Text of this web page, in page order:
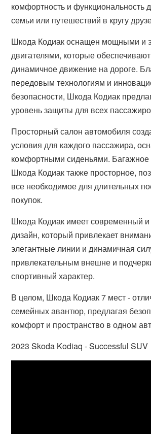
комфортность и функциональность
семьи или путешествий в кругу
Шкода Кодиак оснащен мощными и
двигателями, которые
динамичное движение на дороге.
передовым технологиям и
безопасности, Шкода Кодиак
уровень защиты для всех
Просторный салон автомобиля
условия для каждого пассажира,
комфортными сиденьями. Багажное
Шкода Кодиак также просторное,
все необходимое для длительных
покупок.
Шкода Кодиак имеет современный
дизайн, который привлекает
элегантные линии и динамичная
привлекательным внешне и
спортивный характер.
В целом, Шкода Кодиак 7 мест -
семейных авантюр, предлагая
комфорт и пространство в одном
2023 Skoda Kodiaq - Successful SUV